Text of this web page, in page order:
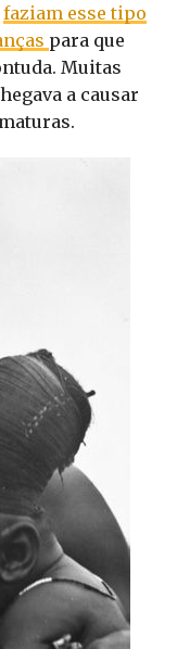
faziam esse tipo
para que
Muitas
a causar